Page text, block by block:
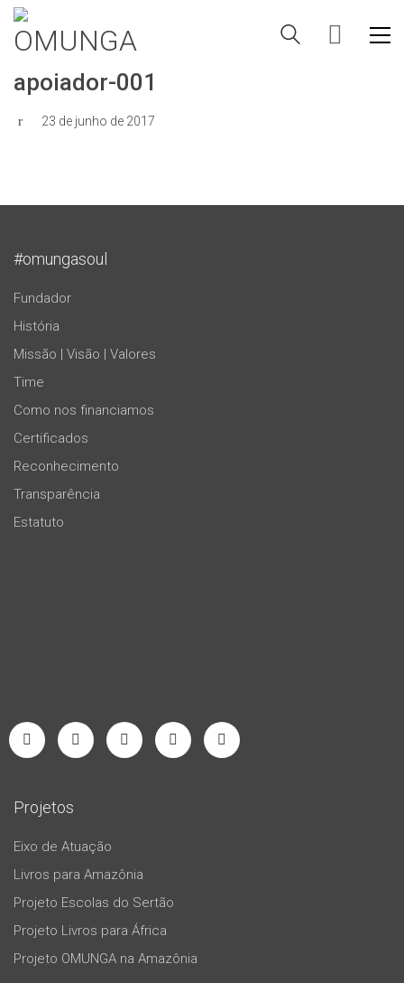
apoiador-001
23 de junho de 2017
#omungasoul
Fundador
História
Missão | Visão | Valores
Time
Como nos financiamos
Certificados
Reconhecimento
Transparência
Estatuto
Projetos
Eixo de Atuação
Livros para Amazônia
Projeto Escolas do Sertão
Projeto Livros para África
Projeto OMUNGA na Amazônia